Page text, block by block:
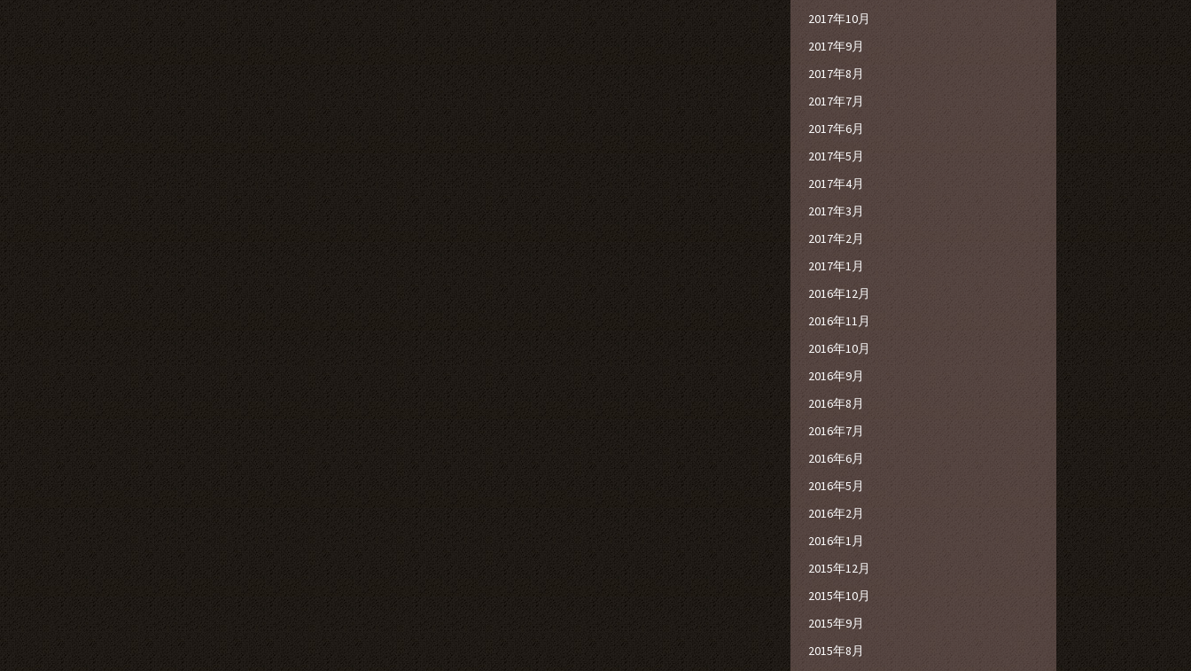
2017年10月
2017年9月
2017年8月
2017年7月
2017年6月
2017年5月
2017年4月
2017年3月
2017年2月
2017年1月
2016年12月
2016年11月
2016年10月
2016年9月
2016年8月
2016年7月
2016年6月
2016年5月
2016年2月
2016年1月
2015年12月
2015年10月
2015年9月
2015年8月